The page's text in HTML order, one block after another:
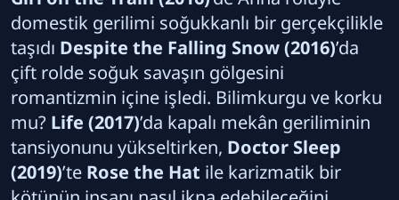
domestik gerilimi soğukkanlı bir gerçekçilikle
taşıdı Despite the Falling Snow (2016)’da
çift rolde soğuk savaşın gölgesini
romantizmin içine işledi. Bilimkurgu ve korku
mu? Life (2017)’da kapalı mekân geriliminin
tansiyonunu yükseltirken, Doctor Sleep
(2019)’te Rose the Hat ile karizmatik bir